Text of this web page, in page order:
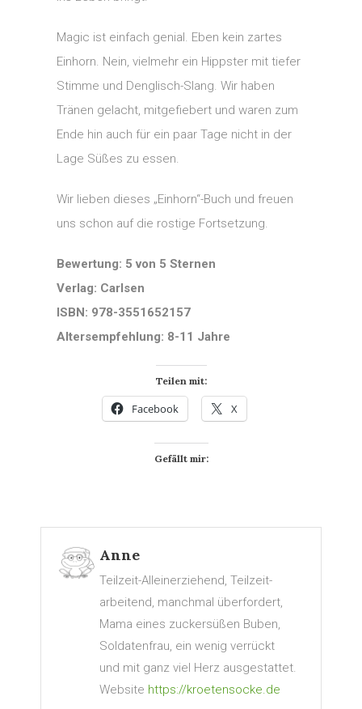
Magic ist einfach genial. Eben kein zartes
Einhorn. Nein, vielmehr ein Hippster mit tiefer
Stimme und Denglisch-Slang. Wir haben
Tränen gelacht, mitgefiebert und waren zum
Ende hin auch für ein paar Tage nicht in der
Lage Süßes zu essen.
Wir lieben dieses „Einhorn“-Buch und freuen
uns schon auf die rostige Fortsetzung.
Bewertung: 5 von 5 Sternen
Verlag: Carlsen
ISBN: 978-3551652157
Altersempfehlung: 8-11 Jahre
Teilen mit:
Facebook X
Gefällt mir:
Anne
Teilzeit-Alleinerziehend, Teilzeit-
arbeitend, manchmal überfordert,
Mama eines zuckersüßen Buben,
Soldatenfrau, ein wenig verrückt
und mit ganz viel Herz ausgestattet.
Website https://kroetensocke.de